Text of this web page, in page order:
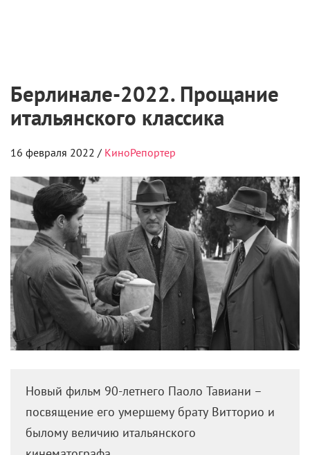
Берлинале-2022. Прощание
итальянского классика
16 февраля 2022 / КиноРепортер
Новый фильм 90-летнего Паоло Тавиани –
посвящение его умершему брату Витторио и
былому величию итальянского